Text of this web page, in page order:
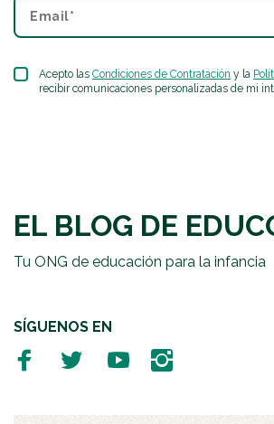
Acepto las Condiciones de Contratación y la
recibir comunicaciones personalizadas de mi
EL BLOG DE
Tu ONG de educación para la infancia
SÍGUENOS EN